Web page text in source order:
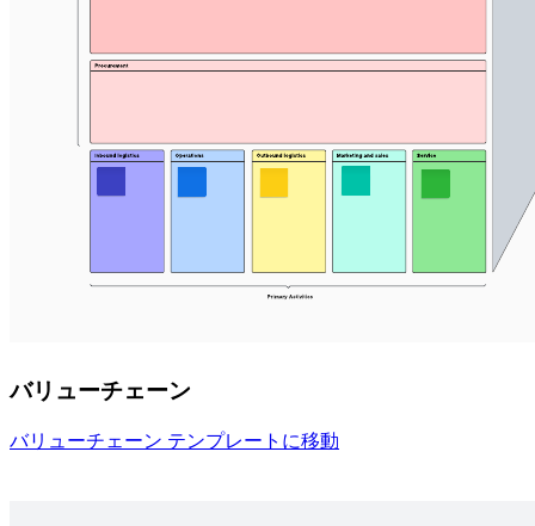
バリューチェーン
バリューチェーン テンプレートに移動